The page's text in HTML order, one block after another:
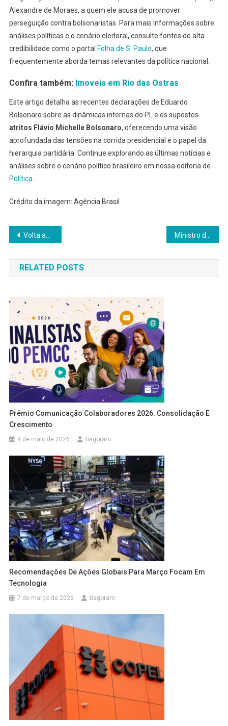
Alexandre de Moraes, a quem ele acusa de promover
perseguição contra bolsonaristas. Para mais informações sobre
análises políticas e o cenário eleitoral, consulte fontes de alta
credibilidade como o portal Folha de S. Paulo, que
frequentemente aborda temas relevantes da política nacional.
Confira também: Imoveis em Rio das Ostras
Este artigo detalha as recentes declarações de Eduardo
Bolsonaro sobre as dinâmicas internas do PL e os supostos
atritos Flávio Michelle Bolsonaro, oferecendo uma visão
aprofundada das tensões na corrida presidencial e o papel da
hierarquia partidária. Continue explorando as últimas notícias e
análises sobre o cenário político brasileiro em nossa editoria de
Política.
Crédito da imagem: Agência Brasil
Navegação
de
Post
Volta aos Escritórios: Modelo Híbrido se Consolida como Benefício Ministro defende regulamentação trabalho por aplicativos
RELATED POSTS
Prêmio Comunicação Colaboradores 2026: Consolidação E
Crescimento
9 de maio de 2026 tiagoraro
Recomendações De Ações Globais Para Março Focam Em
Tecnologia
7 de março de 2026 tiagoraro